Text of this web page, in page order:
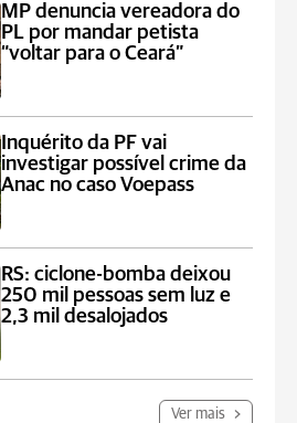
MP denuncia vereadora do
PL por mandar petista
“voltar para o Ceará”
Inquérito da PF vai
investigar possível crime da
Anac no caso Voepass
RS: ciclone-bomba deixou
250 mil pessoas sem luz e
2,3 mil desalojados
Ver mais